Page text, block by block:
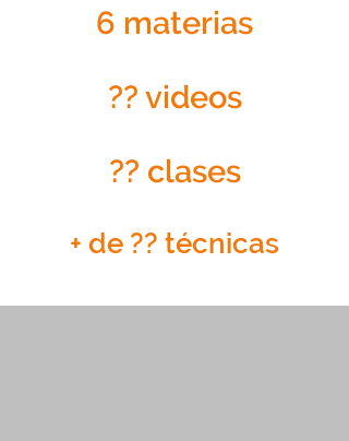
6 materias
?? videos
?? clases
+ de ?? técnicas